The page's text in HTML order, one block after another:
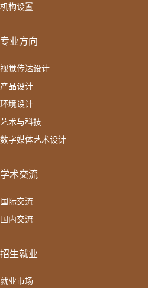
机构设置
专业方向
视觉传达设计
产品设计
环境设计
艺术与科技
数字媒体艺术设计
学术交流
国际交流
国内交流
招生就业
就业市场